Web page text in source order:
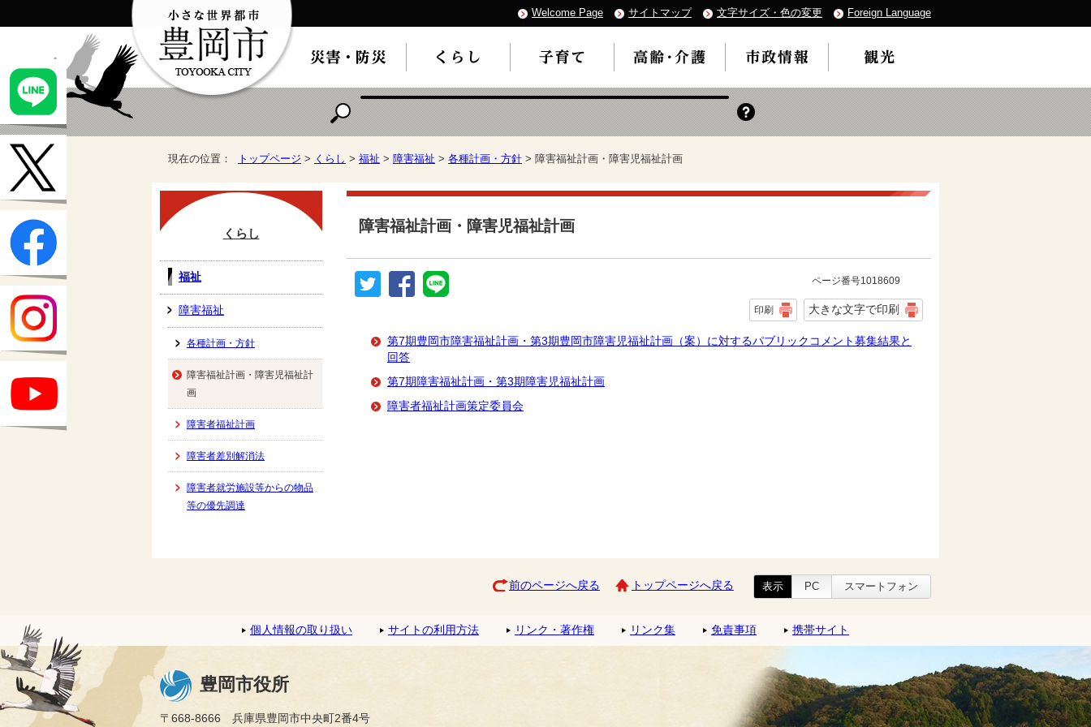
Welcome Page サイトマップ 文字サイズ・色の変更 Foreign Language
現在の位置： トップページ > くらし > 福祉 > 障害福祉 > 各種計画・方針 > 障害福祉計画・障害児福祉計画
障害福祉計画・障害児福祉計画
ページ番号1018609
印刷 大きな文字で印刷
第7期豊岡市障害福祉計画・第3期豊岡市障害児福祉計画（案）に対するパブリックコメント募集結果と
回答
第7期障害福祉計画・第3期障害児福祉計画
障害者福祉計画策定委員会
くらし
福祉
障害福祉
各種計画・方針
障害福祉計画・障害児福祉計
画
障害者福祉計画
障害者差別解消法
障害者就労施設等からの物品
等の優先調達
前のページへ戻る トップページへ戻る 表示 PC スマートフォン
個人情報の取り扱い サイトの利用方法 リンク・著作権 リンク集 免責事項 携帯サイト
豊岡市役所
〒668-8666 兵庫県豊岡市中央町2番4号